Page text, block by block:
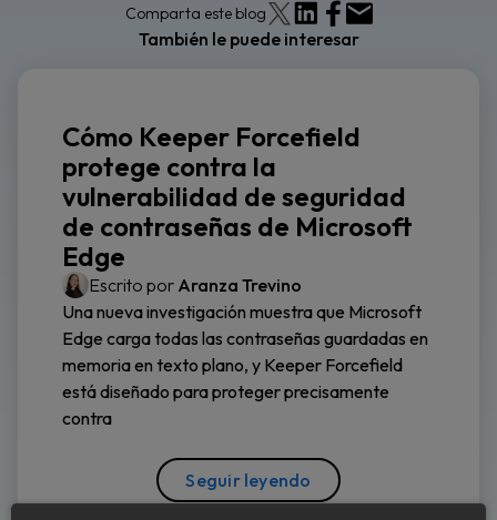
Comparta este blog
También le puede interesar
Cómo Keeper Forcefield
protege contra la
vulnerabilidad de seguridad
de contraseñas de Microsoft
Edge
Escrito por Aranza Trevino
Una nueva investigación muestra que Microsoft
Edge carga todas las contraseñas guardadas en
memoria en texto plano, y Keeper Forcefield
está diseñado para proteger precisamente
contra
Seguir leyendo